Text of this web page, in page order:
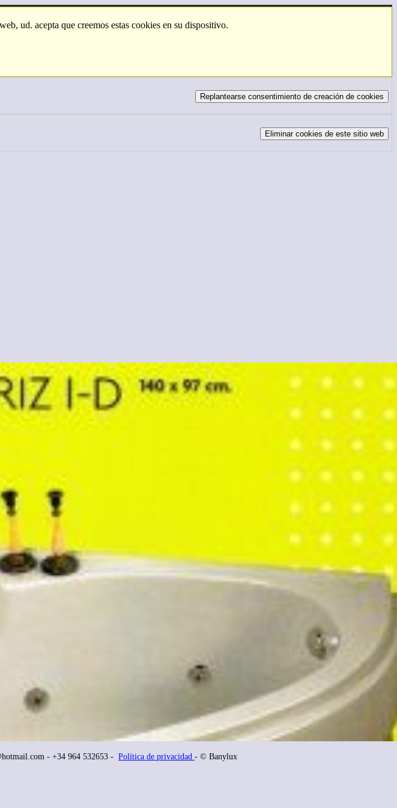
ud. acepta que creemos estas cookies en su dispositivo.
Replantearse consentimiento de creación de cookies
Eliminar cookies de este sitio web
- +34 964 532653 - Política de privacidad - © Banylux